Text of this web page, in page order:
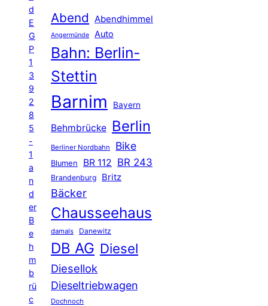
d
E
G
P
1
3
9
2
8
5
-
1
a
n
d
er
B
e
h
m
b
rü
c
Abend Abendhimmel
Angermünde Auto
Bahn: Berlin-
Stettin
Barnim Bayern
Behmbrücke Berlin
Berliner Nordbahn Bike
Blumen BR 112 BR 243
Brandenburg Britz
Bäcker
Chausseehaus
damals Danewitz
DB AG Diesel
Diesellok
Dieseltriebwagen
Dochnoch